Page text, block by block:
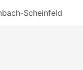
Scheinfeld